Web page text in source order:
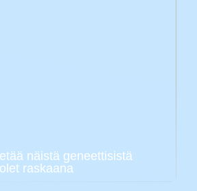
näistä geneettisistä
raskaana